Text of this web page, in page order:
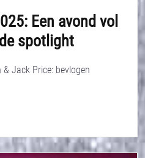
Een avond vol
spotlight
Jack Price: bevlogen